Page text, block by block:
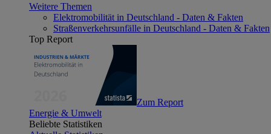
Weitere Themen
Elektromobilität in Deutschland - Daten & Fakten
Straßenverkehrsunfälle in Deutschland - Daten & Fakten
Top Report
Zum Report
Energie & Umwelt
Beliebte Statistiken